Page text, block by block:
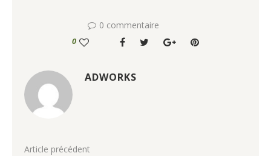
0 commentaire
0
ADWORKS
Article précédent